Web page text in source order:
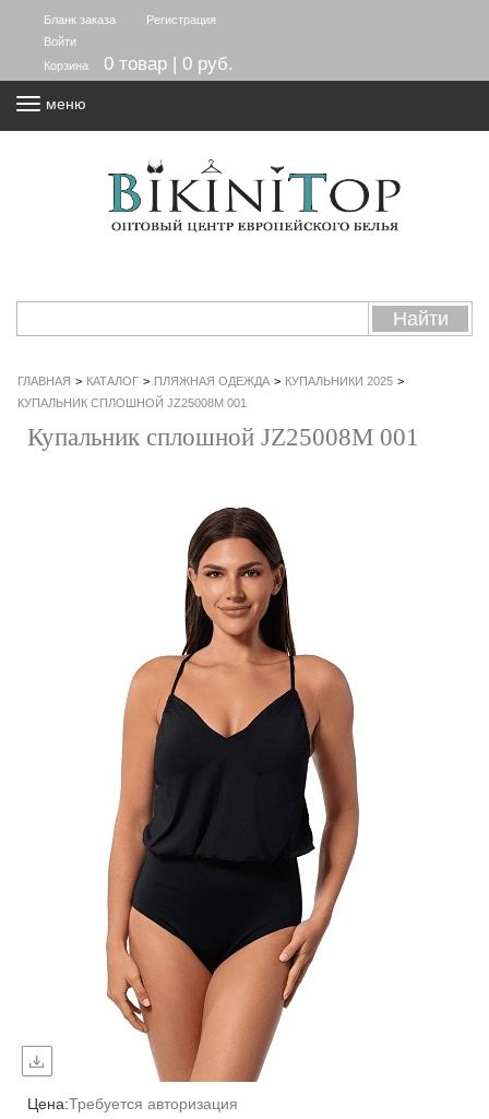
Бланк заказа
Регистрация
Войти
Корзина
0 товар | 0 руб.
меню
ГЛАВНАЯ > КАТАЛОГ > ПЛЯЖНАЯ ОДЕЖДА > КУПАЛЬНИКИ 2025 >
КУПАЛЬНИК СПЛОШНОЙ JZ25008M 001
Купальник сплошной JZ25008M 001
Цена:Требуется авторизация